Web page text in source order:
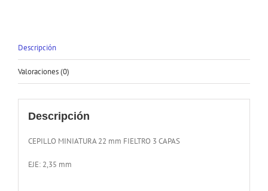
Descripción
Valoraciones (0)
Descripción
CEPILLO MINIATURA 22 mm FIELTRO 3 CAPAS
EJE: 2,35 mm